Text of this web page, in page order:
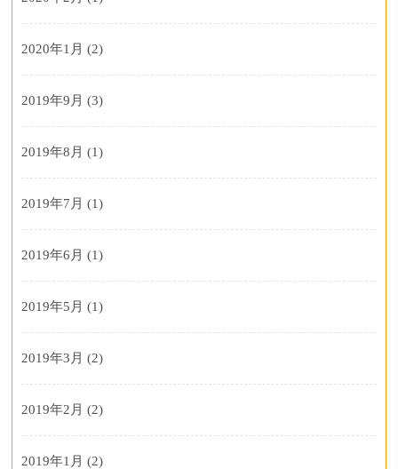
2020年1月 (2)
2019年9月 (3)
2019年8月 (1)
2019年7月 (1)
2019年6月 (1)
2019年5月 (1)
2019年3月 (2)
2019年2月 (2)
2019年1月 (2)